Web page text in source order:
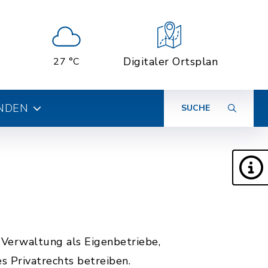
27 °C Digitaler Ortsplan
SUCHE
als Eigenbetriebe,
Privatrechts betreiben.